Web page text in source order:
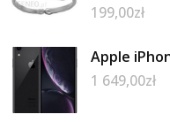
199,00zł
Apple
1 649,00zł